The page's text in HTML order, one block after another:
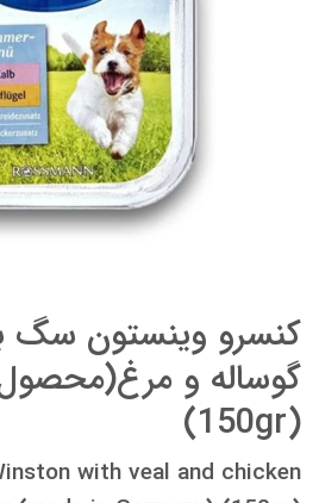
کنسرو وینستون
گوساله و
(150gr)
with veal and chicken